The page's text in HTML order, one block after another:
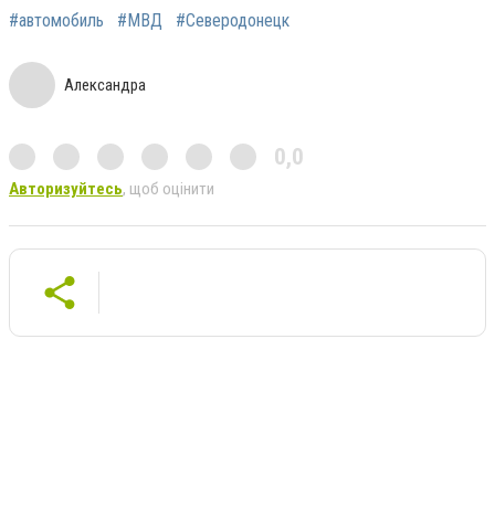
#автомобиль #МВД #Северодонецк
Александра
0,0
Авторизуйтесь, щоб оцінити